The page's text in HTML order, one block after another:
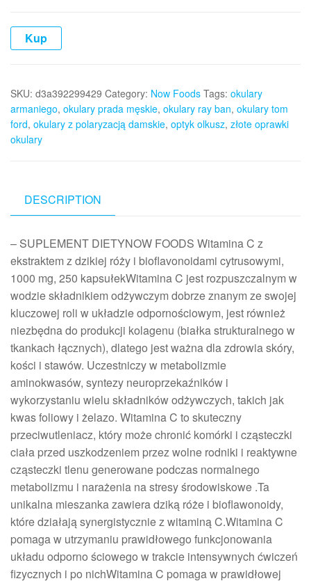
Kup
SKU: d3a392299429 Category: Now Foods Tags: okulary
armaniego, okulary prada męskie, okulary ray ban, okulary tom
ford, okulary z polaryzacją damskie, optyk olkusz, złote oprawki
okulary
DESCRIPTION
– SUPLEMENT DIETYNOW FOODS Witamina C z
ekstraktem z dzikiej róży i bioflavonoidami cytrusowymi,
1000 mg, 250 kapsułekWitamina C jest rozpuszczalnym w
wodzie składnikiem odżywczym dobrze znanym ze swojej
kluczowej roli w układzie odpornościowym, jest również
niezbędna do produkcji kolagenu (białka strukturalnego w
tkankach łącznych), dlatego jest ważna dla zdrowia skóry,
kości i stawów. Uczestniczy w metabolizmie
aminokwasów, syntezy neuroprzekaźników i
wykorzystaniu wielu składników odżywczych, takich jak
kwas foliowy i żelazo. Witamina C to skuteczny
przeciwutleniacz, który może chronić komórki i cząsteczki
ciała przed uszkodzeniem przez wolne rodniki i reaktywne
cząsteczki tlenu generowane podczas normalnego
metabolizmu i narażenia na stresy środowiskowe .Ta
unikalna mieszanka zawiera dziką róże i bioflawonoidy,
które działają synergistycznie z witaminą C.Witamina C
pomaga w utrzymaniu prawidłowego funkcjonowania
układu odporno­ ściowego w trakcie intensywnych ćwiczeń
fizycznych i po nichWitamina C pomaga w prawidłowej